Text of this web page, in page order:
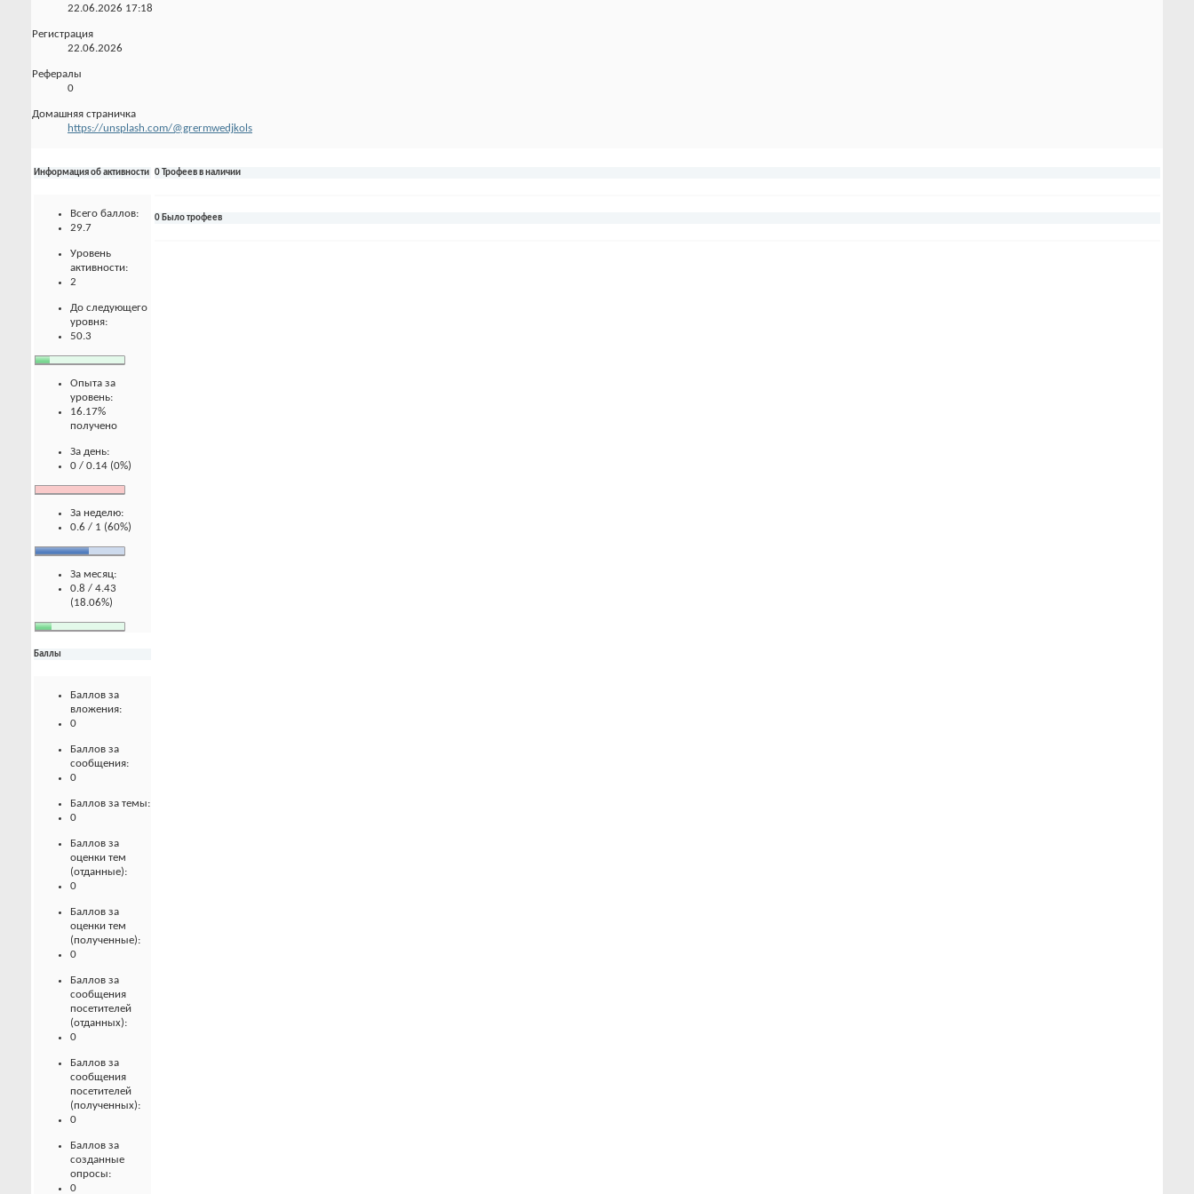
22.06.2026 17:18
Регистрация
22.06.2026
Рефералы
0
Домашняя страничка
https://unsplash.com/@grermwedjkols
Информация об активности
Всего баллов:
29.7
Уровень
активности:
2
До следующего
уровня:
50.3
Опыта за
уровень:
16.17%
получено
За день:
0 / 0.14 (0%)
За неделю:
0.6 / 1 (60%)
За месяц:
0.8 / 4.43
(18.06%)
Баллы
Баллов за
вложения:
0
Баллов за
сообщения:
0
Баллов за темы:
0
Баллов за
оценки тем
(отданные):
0
Баллов за
оценки тем
(полученные):
0
Баллов за
сообщения
посетителей
(отданных):
0
Баллов за
сообщения
посетителей
(полученных):
0
Баллов за
созданные
опросы:
0
0 Трофеев в наличии
0 Было трофеев